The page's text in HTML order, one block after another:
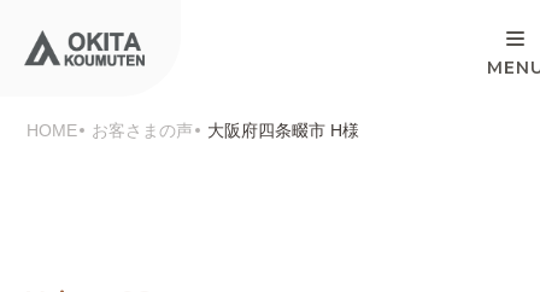
HOME お客さまの声 大阪府四条畷市 H様